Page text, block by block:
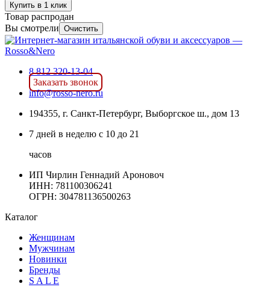
Купить в 1 клик
Товар распродан
Вы смотрели Очистить
8 812 320-13-04
Заказать звонок
info@rosso-nero.ru
194355, г. Санкт-Петербург, Выборгское ш., дом 13
7 дней в неделю с 10 до 21
часов
ИП Чирлин Геннадий Ароновоч
ИНН: 781100306241
ОГРН: 304781136500263
Каталог
Женщинам
Мужчинам
Новинки
Бренды
S A L E